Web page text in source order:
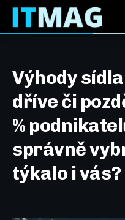
Výhody
dříve či
%
správně
týkalo i vás?